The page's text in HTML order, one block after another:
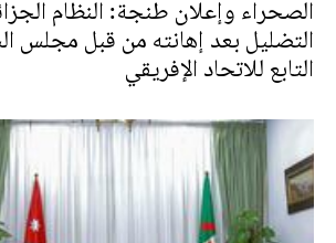
الصحراء وإعلان طنجة: النظام
التضليل بعد إهانته من قبل مجلس
التابع للاتحاد الإفريقي